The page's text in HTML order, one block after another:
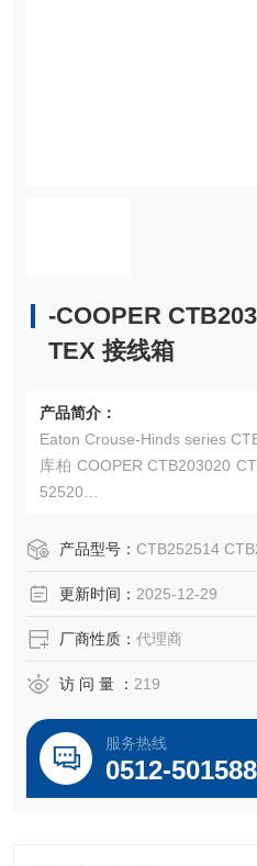
-COOPER
TEX 接线箱
产品简介：
Eaton Crouse-Hinds series
库柏 COOPER CTB203020
52520
ardous area applications.
产品型号： CTB252514
更新时间： 2025-12-29
厂商性质： 代理商
访 问 量 ： 219
服务热线
0512-